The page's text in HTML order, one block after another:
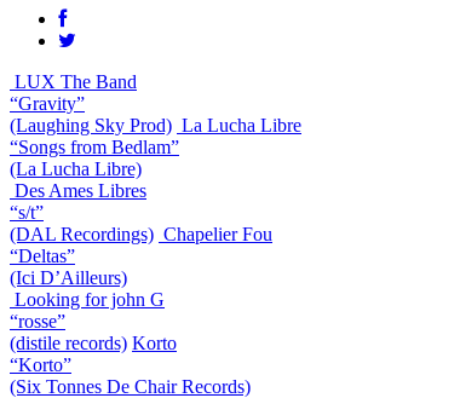
LUX The Band
“Gravity”
(Laughing Sky Prod) La Lucha Libre
“Songs from Bedlam”
(La Lucha Libre)
Des Ames Libres
“s/t”
(DAL Recordings) Chapelier Fou
“Deltas”
(Ici D’Ailleurs)
Looking for john G
“rosse”
(distile records) Korto
“Korto”
(Six Tonnes De Chair Records)